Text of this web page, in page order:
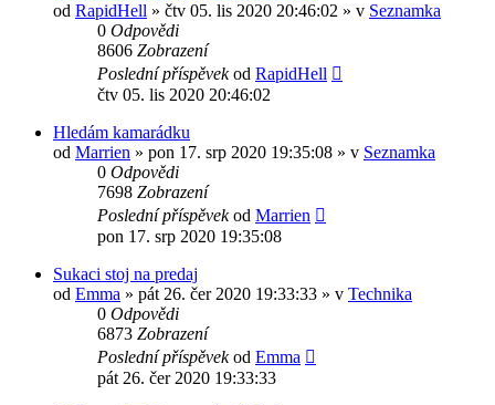
od RapidHell » čtv 05. lis 2020 20:46:02 » v Seznamka
0 Odpovědi
8606 Zobrazení
Poslední příspěvekod RapidHell
čtv 05. lis 2020 20:46:02
Hledám kamarádku
od Marrien » pon 17. srp 2020 19:35:08 » v Seznamka
0 Odpovědi
7698 Zobrazení
Poslední příspěvekod Marrien
pon 17. srp 2020 19:35:08
Sukaci stoj na predaj
od Emma » pát 26. čer 2020 19:33:33 » v Technika
0 Odpovědi
6873 Zobrazení
Poslední příspěvekod Emma
pát 26. čer 2020 19:33:33